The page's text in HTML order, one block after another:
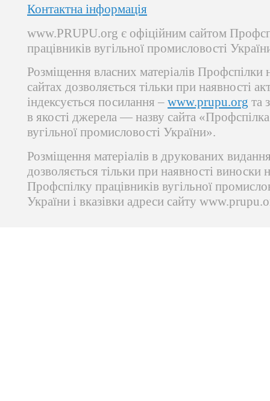
Контактна інформація
www.PRUPU.org є офіційним сайтом
працівників вугільної промисловості
Розміщення власних матеріалів Профспілки
сайтах дозволяється тільки при наявності
індексується посилання – www.prupu.org та
в якості джерела — назву сайта «Профспілка
вугільної промисловості України».
Розміщення матеріалів в друкованих
дозволяється тільки при наявності виноски
Профспілку працівників вугільної
України і вказівки адреси сайту